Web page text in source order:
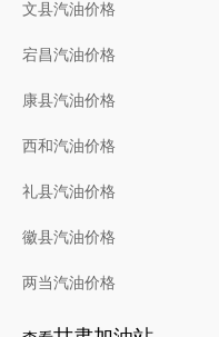
文县汽油价格
宕昌汽油价格
康县汽油价格
西和汽油价格
礼县汽油价格
徽县汽油价格
两当汽油价格